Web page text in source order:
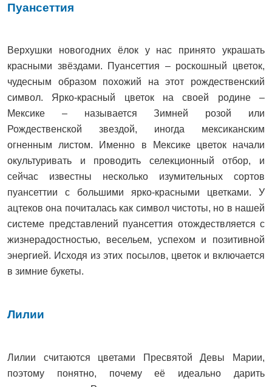
Пуансеттия
Верхушки новогодних ёлок у нас принято украшать
красными звёздами. Пуансеттия – роскошный цветок,
чудесным образом похожий на этот рождественский
символ. Ярко-красный цветок на своей родине –
Мексике – называется Зимней розой или
Рождественской звездой, иногда мексиканским
огненным листом. Именно в Мексике цветок начали
окультуривать и проводить селекционный отбор, и
сейчас известны несколько изумительных сортов
пуансеттии с большими ярко-красными цветками. У
ацтеков она почиталась как символ чистоты, но в нашей
системе представлений пуансеттия отождествляется с
жизнерадостностью, весельем, успехом и позитивной
энергией. Исходя из этих посылов, цветок и включается
в зимние букеты.
Лилии
Лилии считаются цветами Пресвятой Девы Марии,
поэтому понятно, почему её идеально дарить